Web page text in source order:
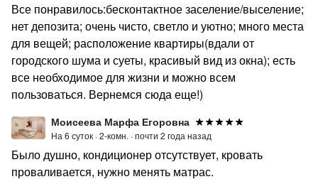
Все понравилось:бесконтактное заселение/выселение;
нет депозита; очень чисто, светло и уютно; много места
для вещей; расположение квартиры(вдали от
городского шума и суеты, красивый вид из окна); есть
все необходимое для жизни и можно всем
пользоваться. Вернемся сюда еще!)
Моисеева Марфа Егоровна
На 6 суток ·2-комн. ·почти 2 года назад
Было душно, кондиционер отсутствует, кровать
проваливается, нужно менять матрас.